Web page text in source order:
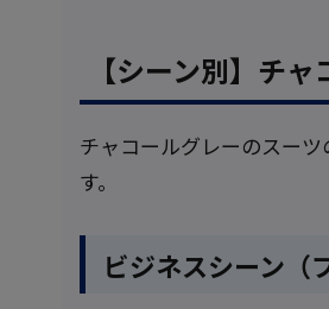
【シーン別】チ
チャコールグレーのスー
す。
ビジネスシーン（